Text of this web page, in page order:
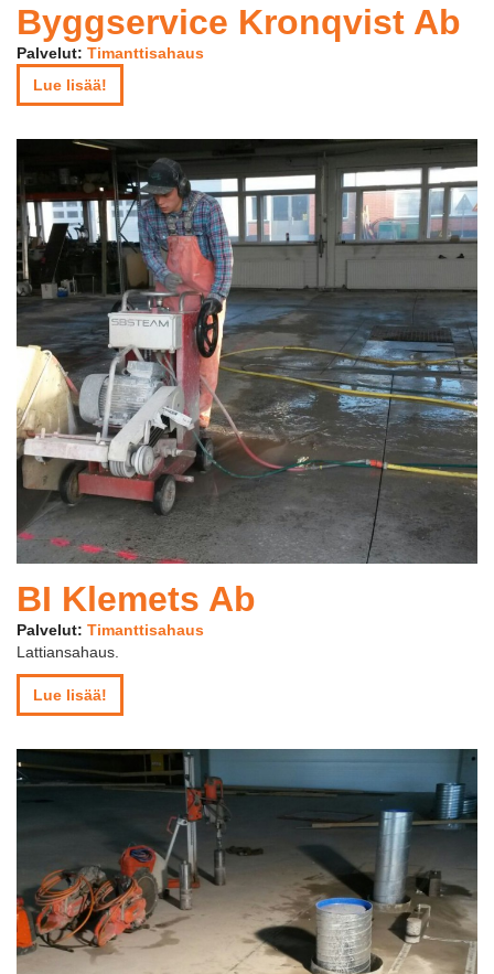
Byggservice Kronqvist Ab
Palvelut: Timanttisahaus
Lue lisää!
BI Klemets Ab
Palvelut: Timanttisahaus
Lattiansahaus.
Lue lisää!